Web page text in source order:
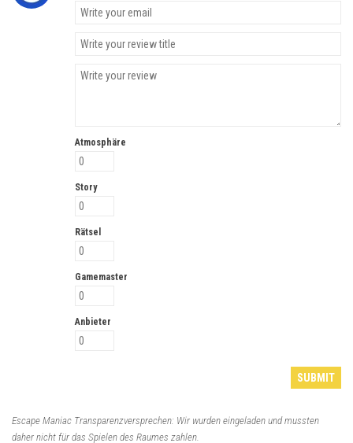
Atmosphäre
Story
Rätsel
Gamemaster
Anbieter
Escape Maniac Transparenzversprechen: Wir wurden eingeladen und mussten
daher nicht für das Spielen des Raumes zahlen.